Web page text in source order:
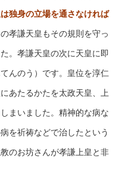
独身の立場を通さなければ
孝謙天皇もその規則を守っ
。孝謙天皇の次に天皇に即
んのう）です。皇位を淳仁
あたるかたを太政天皇、上
まいました。精神的な病な
を祈祷などで治したという
のお坊さんが孝謙上皇と非